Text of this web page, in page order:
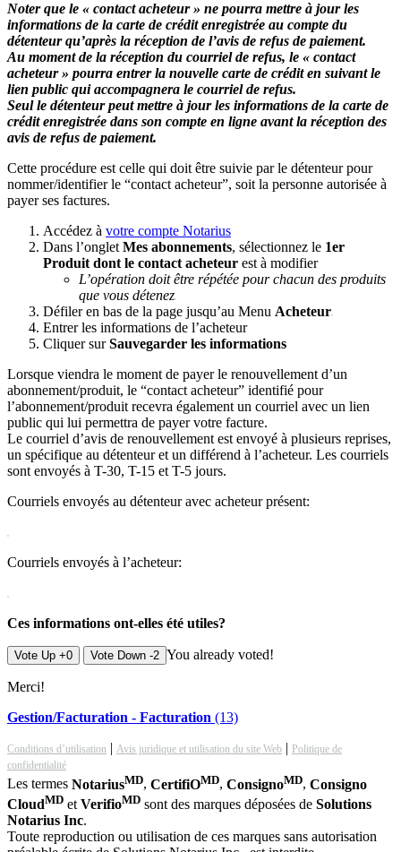
Noter que le « contact acheteur » ne pourra mettre à jour les
informations de la carte de crédit enregistrée au compte du
détenteur qu’après la réception de l’avis de refus de paiement.
Au moment de la réception du courriel de refus, le « contact
acheteur » pourra entrer la nouvelle carte de crédit en suivant le
lien public qui accompagnera le courriel de refus.
Seul le détenteur peut mettre à jour les informations de la carte de
crédit enregistrée dans son compte en ligne avant la réception des
avis de refus de paiement.
Cette procédure est celle qui doit être suivie par le détenteur pour
nommer/identifier le “contact acheteur”, soit la personne autorisée à
payer ses factures.
Accédez à votre compte Notarius
Dans l’ongletMes abonnements, sélectionnez le 1er
Produit dont le contact acheteur est à modifier
L’opération doit être répétée pour chacun des produits
que vous détenez
Défiler en bas de la page jusqu’au Menu Acheteur
Entrer les informations de l’acheteur
Cliquer surSauvegarder les informations
Lorsque viendra le moment de payer le renouvellement d’un
abonnement/produit, le “contact acheteur” identifié pour
l’abonnement/produit recevra également un courriel avec un lien
public qui lui permettra de payer votre facture.
Le courriel d’avis de renouvellement est envoyé à plusieurs reprises,
un spécifique au détenteur et un différend à l’acheteur. Les courriels
sont envoyés à T-30, T-15 et T-5 jours.
Courriels envoyés au détenteur avec acheteur présent:
Courriels envoyés à l’acheteur:
Ces informations ont-elles été utiles?
Vote Up +0 Vote Down -2 You already voted!
Merci!
Gestion/Facturation - Facturation (13)
Conditions d’utilisation Avis juridique et utilisation du site Web
Politique de
confidentialité
Les termes NotariusMD, CertifiOMD, ConsignoMD, Consigno
CloudMD et VerifioMD sont des marques déposées de Solutions
Notarius Inc.
Toute reproduction ou utilisation de ces marques sans autorisation